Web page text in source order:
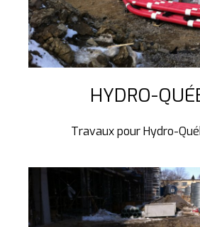
HYDRO-
Travaux pour Hydro-